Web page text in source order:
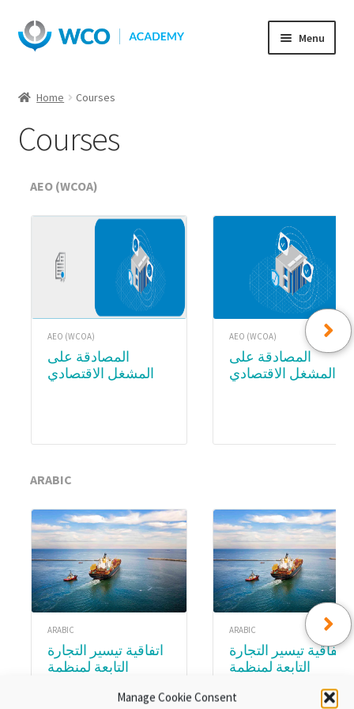
Manage Cookie Consent
Skip
to
Skip
to
Menu
Home Courses
Courses
AEO (WCOA)
AEO (WCOA)
المصادقة على
المشغل الاقتصادي
AEO (WCOA)
المصادقة على
المشغل الاقتصادي
ARABIC
ARABIC
اتفاقية تيسير التجارة
التابعة لمنظمة
ARABIC
اتفاقية تيسير التجارة
التابعة لمنظمة
الوحدة ٨:تنفيذ اتفاقية